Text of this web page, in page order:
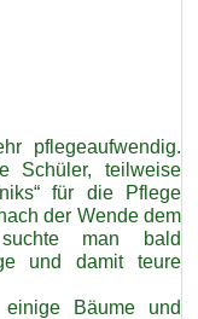
pflegeaufwendig.
Schüler, teilweise
für die Pflege
der Wende dem
man bald
und damit teure
Bäume und